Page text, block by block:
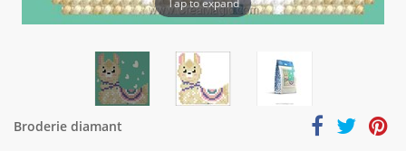
Broderie diamant